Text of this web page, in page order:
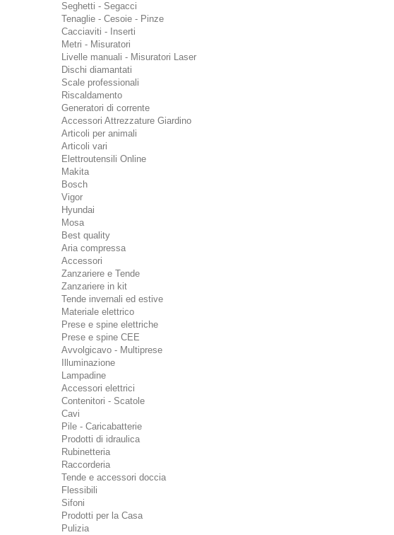
Seghetti - Segacci
Tenaglie - Cesoie - Pinze
Cacciaviti - Inserti
Metri - Misuratori
Livelle manuali - Misuratori Laser
Dischi diamantati
Scale professionali
Riscaldamento
Generatori di corrente
Accessori Attrezzature Giardino
Articoli per animali
Articoli vari
Elettroutensili Online
Makita
Bosch
Vigor
Hyundai
Mosa
Best quality
Aria compressa
Accessori
Zanzariere e Tende
Zanzariere in kit
Tende invernali ed estive
Materiale elettrico
Prese e spine elettriche
Prese e spine CEE
Avvolgicavo - Multiprese
Illuminazione
Lampadine
Accessori elettrici
Contenitori - Scatole
Cavi
Pile - Caricabatterie
Prodotti di idraulica
Rubinetteria
Raccorderia
Tende e accessori doccia
Flessibili
Sifoni
Prodotti per la Casa
Pulizia